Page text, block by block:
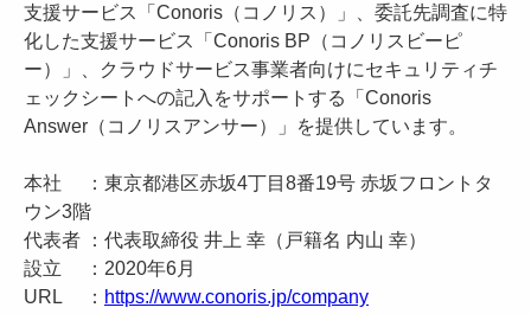
支援サービス「Conoris（コノリス）」、委託先調査に特
化した支援サービス「Conoris BP（コノリスビーピ
ー）」、クラウドサービス事業者向けにセキュリティチ
ェックシートへの記入をサポートする「Conoris
Answer（コノリスアンサー）」を提供しています。
本社 ：東京都港区赤坂4丁目8番19号 赤坂フロントタ
ウン3階
代表者 ：代表取締役 井上 幸（戸籍名 内山 幸）
設立 ：2020年6月
URL ： https://www.conoris.jp/company